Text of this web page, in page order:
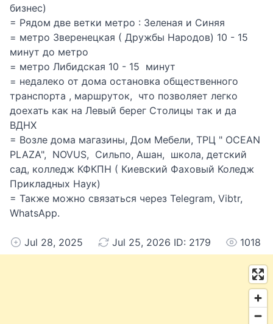
бизнес)
= Рядом две ветки метро : Зеленая и Синяя
= метро Зверенецкая ( Дружбы Народов) 10 - 15
минут до метро
= метро Либидская 10 - 15 минут
= недалеко от дома остановка общественного
транспорта , маршруток, что позволяет легко
доехать как на Левый берег Столицы так и да
ВДНХ
= Возле дома магазины, Дом Мебели, ТРЦ " OCEAN
PLAZA", NOVUS, Сильпо, Ашан, школа, детский
сад, колледж КФКПН ( Киевский Фаховый Коледж
Прикладных Наук)
= Также можно связаться через Telegram, Vibtr,
WhatsApp.
Jul 28, 2025 Jul 25, 2026 ID: 2179 1018